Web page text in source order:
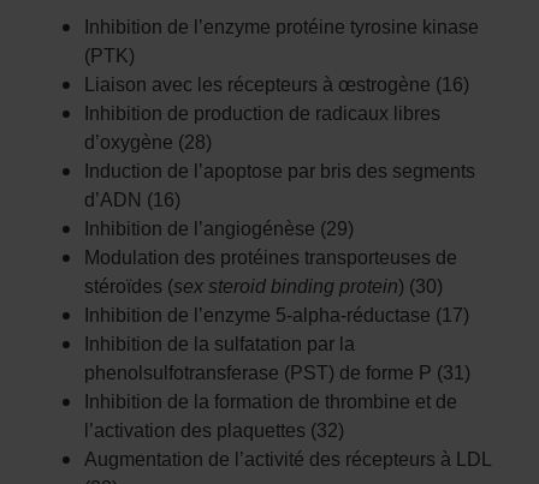
Inhibition de l’enzyme protéine tyrosine kinase
(PTK)
Liaison avec les récepteurs à œstrogène (16)
Inhibition de production de radicaux libres
d’oxygène (28)
Induction de l’apoptose par bris des segments
d’ADN (16)
Inhibition de l’angiogénèse (29)
Modulation des protéines transporteuses de
stéroïdes (sex steroid binding protein) (30)
Inhibition de l’enzyme 5-alpha-réductase (17)
Inhibition de la sulfatation par la
phenolsulfotransferase (PST) de forme P (31)
Inhibition de la formation de thrombine et de
l’activation des plaquettes (32)
Augmentation de l’activité des récepteurs à LDL